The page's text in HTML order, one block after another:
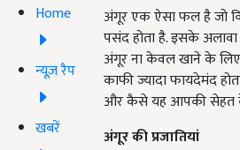
Home
न्यूज़ रैप
खबरें
अंगूर एक ऐसा फल है जो
पसंद होता है. इसके
अंगूर ना केवल खाने के
काफी ज्यादा फायदेमंद
और कैसे यह आपकी सेहत
अंगूर की प्रजातियां